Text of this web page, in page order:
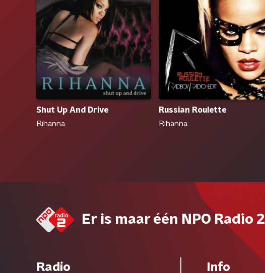
Shut Up And Drive
Rihanna
Russian Roulette
Rihanna
Er is maar één NPO Radio 2
Radio Info